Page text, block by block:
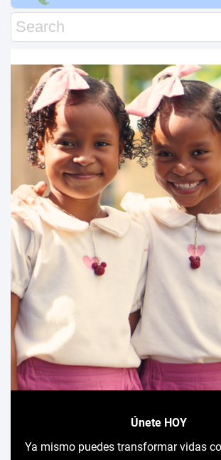
Únete HOY
Ya mismo puedes transformar vidas